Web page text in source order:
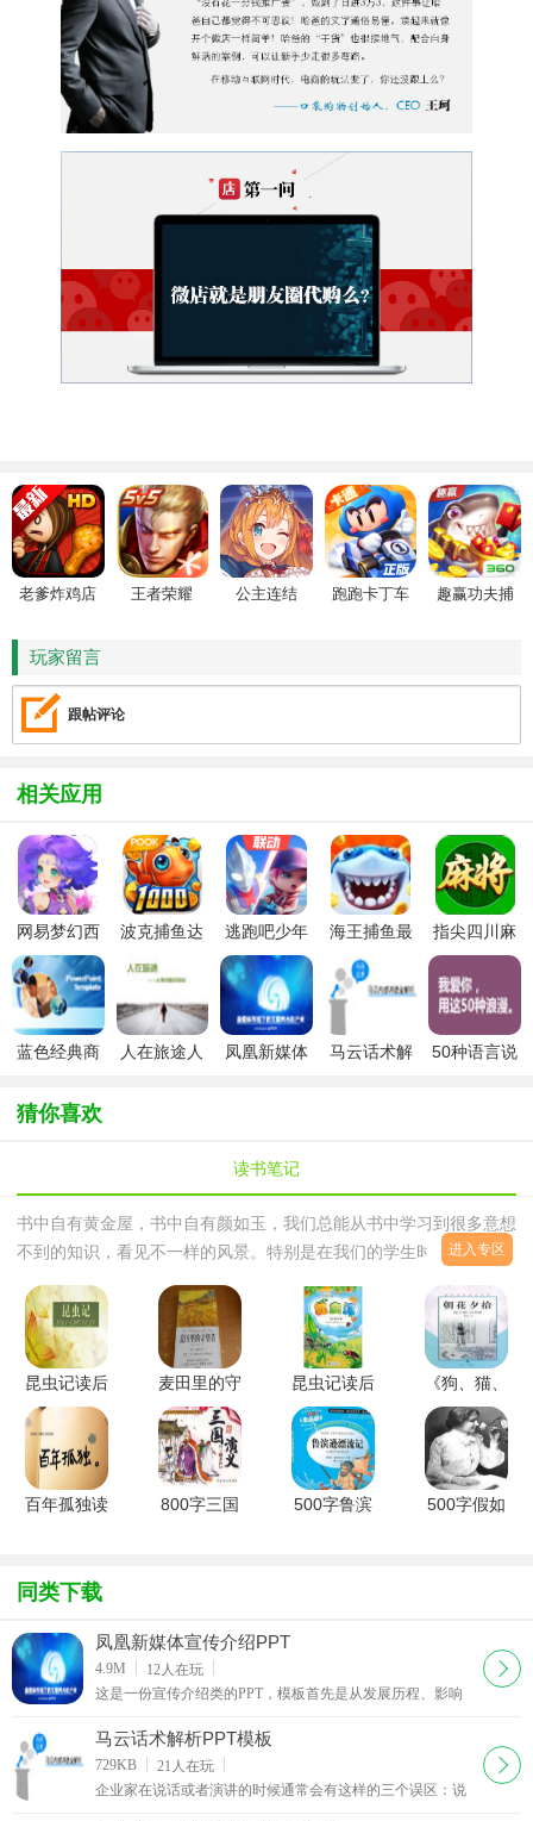
老爹炸鸡店
王者荣耀 公主连结 跑跑卡丁车
趣赢功夫捕
玩家留言
跟帖评论
相关应用
网易梦幻西
游手游
波克捕鱼达
2022微信版
本
逃跑吧少年
九游版最新
版
海王捕鱼最
新版官方正
版
指尖四川麻
将app最新
版
蓝色经典商
模板
人在旅途人
凤凰新媒体
马云话术解
50种语言说
猜你喜欢
读书笔记
书中自有黄金屋，书中自有颜如玉，我们总能从书中学习到很多意想
不到的知识，看见不一样的风景。特别是在我们的学生时代，不仅是
笔记。我们读再多，不做读书笔记，没有读后感，也相当于白读，做
读书笔记的过程就相当于仔细品读的过程，而不是一目十行的略读。
本合集是由西西为大家整理的读书笔记合集，欢迎有需要的朋友前来
下载。读书笔记怎么写？读书笔记是人们在读
进入专区
昆虫记读后
感400字
\500字\600
字篇合集
麦田里的守
望者读后感
（3篇）
昆虫记读后
感（5篇）
《狗、猫、
鼠》读后感
范文
百年孤独读
800字三国
500字鲁滨
500字假如
同类下载
凤凰新媒体宣传介绍PPT
4.9M 12人在玩
这是一份宣传介绍类的PPT，模板首先是从发展历程、影响
开始对新媒体以及旗下的新媒体产品及其发展前景以图文并
茂的方式进行了详细的结束，详尽生动。该PPT可在制作产
品宣传介绍类的PPT时做个参考，有需要的朋
下载
马云话术解析PPT模板
729KB 21 人在玩
企业家在说话或者演讲的时候通常会有这样的三个误区：说
下载